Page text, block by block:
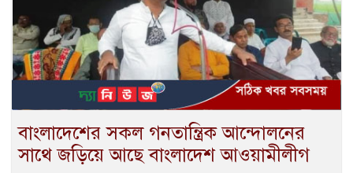
বাংলাদেশের সকল গনতান্ত্রিক আন্দোলনের
সাথে জড়িয়ে আছে বাংলাদেশ আওয়ামীলীগ